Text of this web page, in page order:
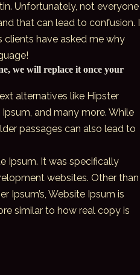
Unfortunately, not everyone
that can lead to confusion. I
clients have asked me why
we will replace it once your
alternatives like Hipster
and many more. While
passages can also lead to
Ipsum. It was specifically
websites. Other than
Ipsum’s, Website Ipsum is
similar to how real copy is